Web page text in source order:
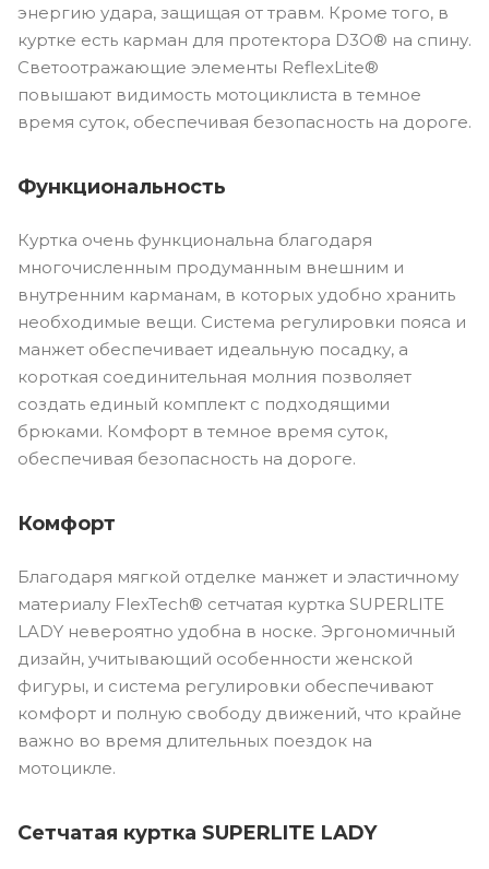
энергию удара, защищая от травм. Кроме того, в
куртке есть карман для протектора D3O® на спину.
Светоотражающие элементы ReflexLite®
повышают видимость мотоциклиста в темное
время суток, обеспечивая безопасность на дороге.
Функциональность
Куртка очень функциональна благодаря
многочисленным продуманным внешним и
внутренним карманам, в которых удобно хранить
необходимые вещи. Система регулировки пояса и
манжет обеспечивает идеальную посадку, а
короткая соединительная молния позволяет
создать единый комплект с подходящими
брюками. Комфорт в темное время суток,
обеспечивая безопасность на дороге.
Комфорт
Благодаря мягкой отделке манжет и эластичному
материалу FlexTech® сетчатая куртка SUPERLITE
LADY невероятно удобна в носке. Эргономичный
дизайн, учитывающий особенности женской
фигуры, и система регулировки обеспечивают
комфорт и полную свободу движений, что крайне
важно во время длительных поездок на
мотоцикле.
Сетчатая куртка SUPERLITE LADY